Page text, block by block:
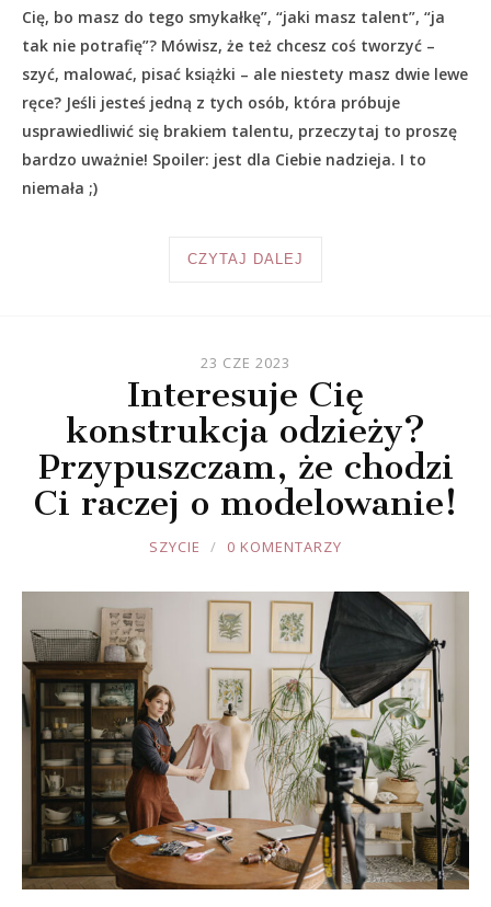
Cię, bo masz do tego smykałkę”, “jaki masz talent”, “ja
tak nie potrafię”? Mówisz, że też chcesz coś tworzyć –
szyć, malować, pisać książki – ale niestety masz dwie lewe
ręce? Jeśli jesteś jedną z tych osób, która próbuje
usprawiedliwić się brakiem talentu, przeczytaj to proszę
bardzo uważnie! Spoiler: jest dla Ciebie nadzieja. I to
niemała ;)
CZYTAJ DALEJ
23 CZE 2023
Interesuje Cię
konstrukcja odzieży?
Przypuszczam, że chodzi
Ci raczej o modelowanie!
JOULE
SZYCIE 0 KOMENTARZY